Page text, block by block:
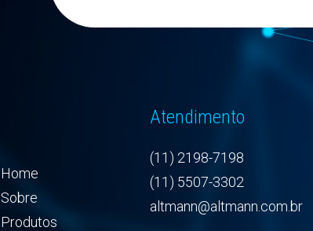
Home
Sobre
Produtos
Atendimento
(11) 2198-7198
(11) 5507-3302
altmann@altmann.com.br